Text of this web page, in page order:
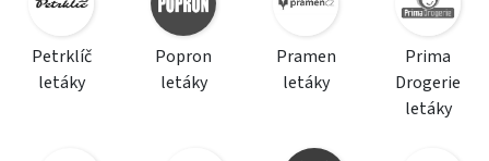
Petrklíč
letáky
Popron
letáky
Pramen
letáky
Prima
Drogerie
letáky